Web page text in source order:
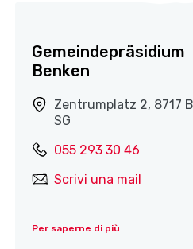
Gemeindepräsidium
Benken
Zentrumplatz 2, 8717
SG
055 293 30 46
Scrivi una mail
Per saperne di più